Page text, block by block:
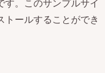
。このサンプルサイ
ールすることができ